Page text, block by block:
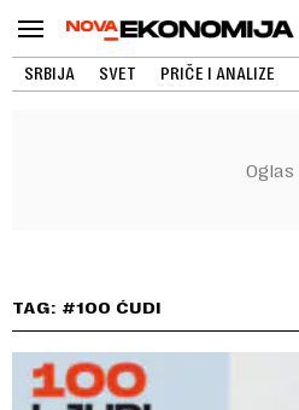
SRBIJA SVET PRIČE I ANALIZE
TAG: #100 ĆUDI